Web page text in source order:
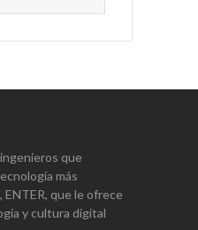
que
más
que le ofrece
y cultura digital